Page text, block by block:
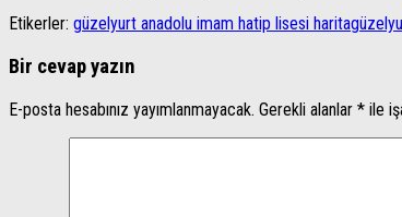
Etikerler: güzelyurt anadolu imam hatip lisesi harita
Bir cevap yazın
E-posta hesabınız yayımlanmayacak. Gerekli alanlar * ile